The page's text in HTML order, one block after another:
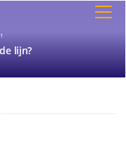
lijn?